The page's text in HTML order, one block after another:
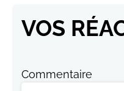
VOS
Commentaire